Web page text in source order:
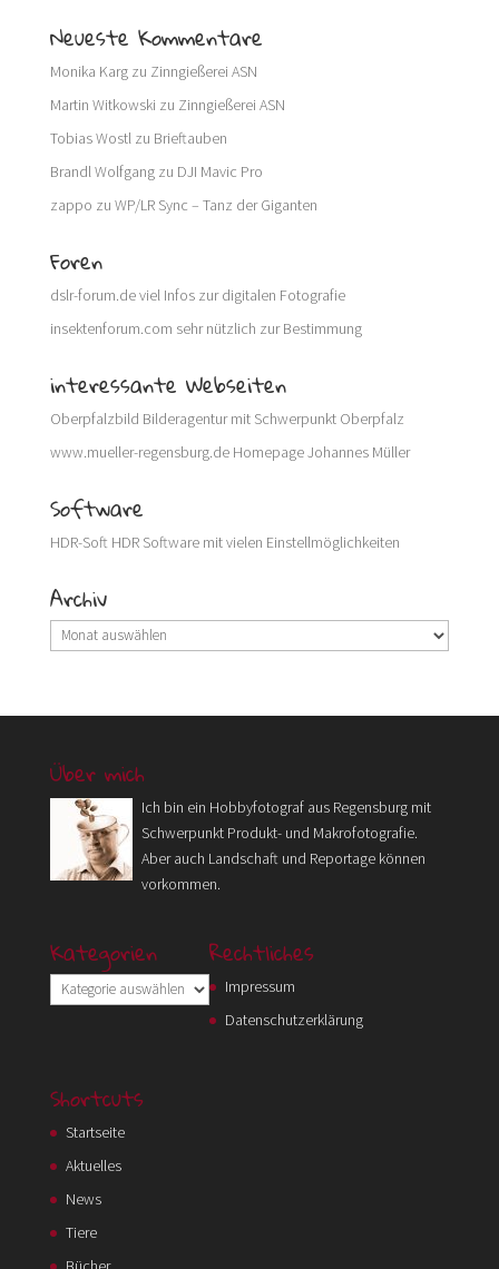
Neueste Kommentare
Monika Kargzu Zinngießerei ASN
Martin Witkowski zu Zinngießerei ASN
Tobias Wostlzu Brieftauben
Brandl Wolfgangzu DJI Mavic Pro
zappo zu WP/LR Sync – Tanz der Giganten
Foren
dslr-forum.deviel Infos zur digitalen Fotografie
insektenforum.com sehr nützlich zur Bestimmung
interessante Webseiten
Oberpfalzbild Bilderagentur mit Schwerpunkt Oberpfalz
www.mueller-regensburg.deHomepage Johannes Müller
Software
HDR-SoftHDR Software mit vielen Einstellmöglichkeiten
Archiv
Archiv
Über mich
Ich bin ein Hobbyfotograf aus Regensburg mit
Schwerpunkt Produkt- und Makrofotografie.
Aber auch Landschaft und Reportage können
vorkommen.
Kategorien
Kategorien
Rechtliches
Impressum
Datenschutzerklärung
Shortcuts
Startseite
Aktuelles
News
Tiere